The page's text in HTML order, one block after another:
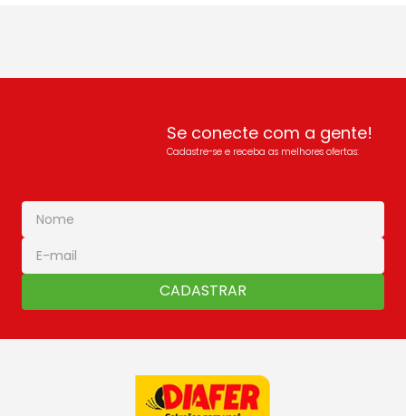
Se conecte com a gente!
Cadastre-se e receba as melhores ofertas:
CADASTRAR